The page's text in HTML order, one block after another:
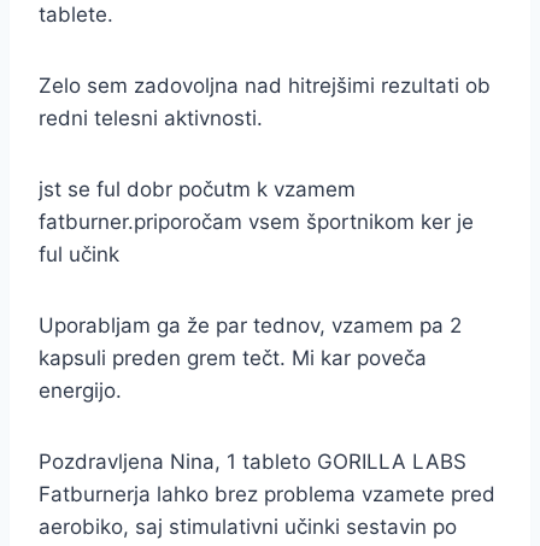
tablete.
Zelo sem zadovoljna nad hitrejšimi rezultati ob
redni telesni aktivnosti.
jst se ful dobr počutm k vzamem
fatburner.priporočam vsem športnikom ker je
ful učink
Uporabljam ga že par tednov, vzamem pa 2
kapsuli preden grem tečt. Mi kar poveča
energijo.
Pozdravljena Nina, 1 tableto GORILLA LABS
Fatburnerja lahko brez problema vzamete pred
aerobiko, saj stimulativni učinki sestavin po